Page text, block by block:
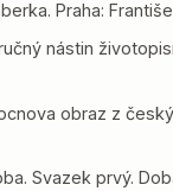
Praha:
nástin
obraz z
Svazek prvý.